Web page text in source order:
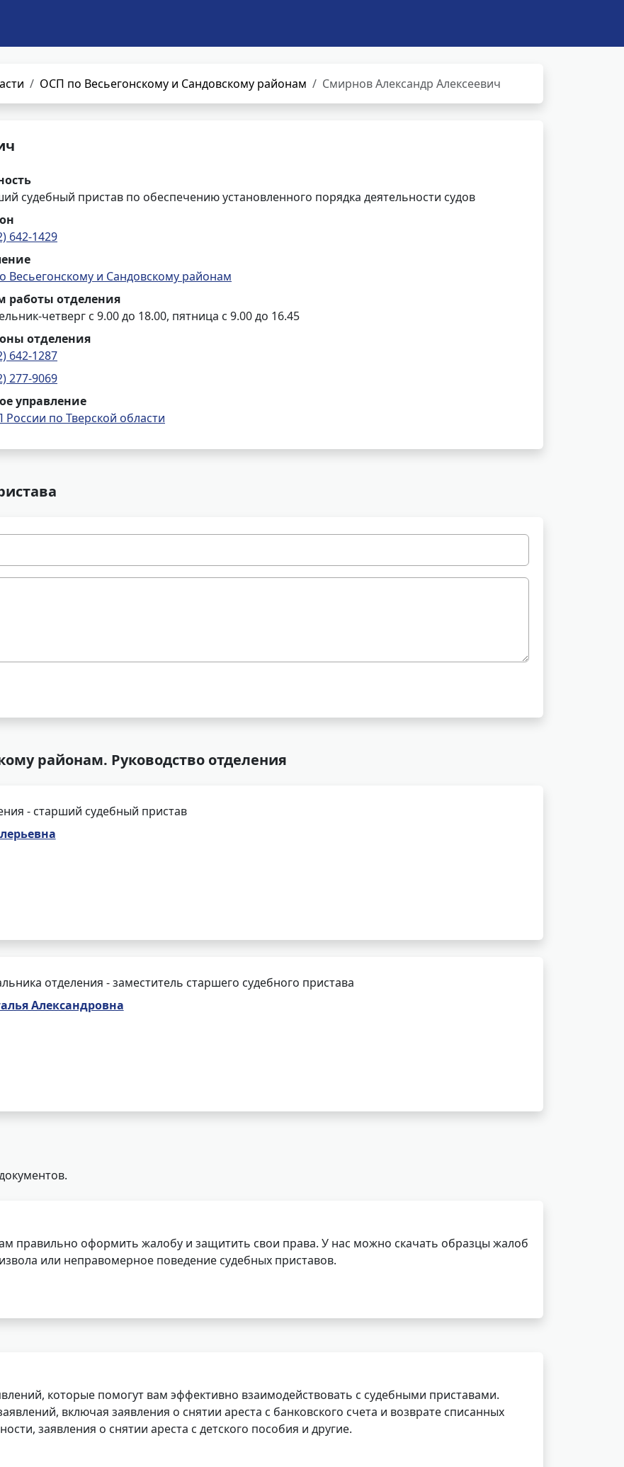
ОСП по Весьегонскому и Сандовскому районам Смирнов Александр Алексеевич
судебный пристав по обеспечению установленного порядка деятельности судов
642-1429
Весьегонскому и Сандовскому районам
работы отделения
четверг с 9.00 до 18.00, пятница с 9.00 до 16.45
отделения
642-1287
277-9069
управление
по Тверской области
районам. Руководство отделения
- старший судебный пристав
отделения - заместитель старшего судебного пристава
Александровна
правильно оформить жалобу и защитить свои права. У нас можно скачать образцы жалоб
или неправомерное поведение судебных приставов.
которые помогут вам эффективно взаимодействовать с судебными приставами.
включая заявления о снятии ареста с банковского счета и возврате списанных
заявления о снятии ареста с детского пособия и другие.